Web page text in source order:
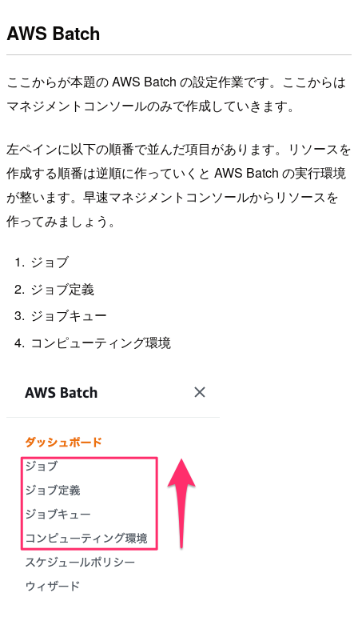
AWS Batch
ここからが本題の AWS Batch の設定作業です。ここからは
マネジメントコンソールのみで作成していきます。
左ペインに以下の順番で並んだ項目があります。リソースを
作成する順番は逆順に作っていくと AWS Batch の実行環境
が整います。早速マネジメントコンソールからリソースを
作ってみましょう。
ジョブ
ジョブ定義
ジョブキュー
コンピューティング環境